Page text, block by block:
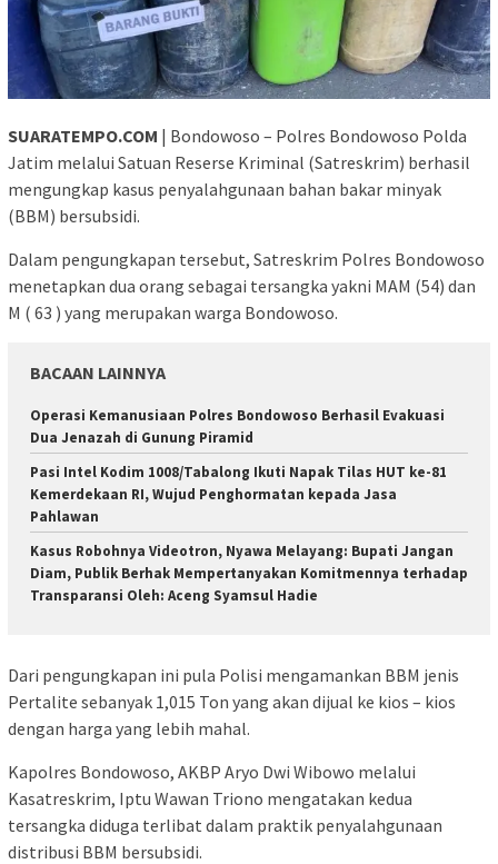
SUARATEMPO.COM | Bondowoso – Polres Bondowoso Polda
Jatim melalui Satuan Reserse Kriminal (Satreskrim) berhasil
mengungkap kasus penyalahgunaan bahan bakar minyak
(BBM) bersubsidi.
Dalam pengungkapan tersebut, Satreskrim Polres Bondowoso
menetapkan dua orang sebagai tersangka yakni MAM (54) dan
M ( 63 ) yang merupakan warga Bondowoso.
BACAAN LAINNYA
Operasi Kemanusiaan Polres Bondowoso Berhasil Evakuasi
Dua Jenazah di Gunung Piramid
Pasi Intel Kodim 1008/Tabalong Ikuti Napak Tilas HUT ke-81
Kemerdekaan RI, Wujud Penghormatan kepada Jasa
Pahlawan
Kasus Robohnya Videotron, Nyawa Melayang: Bupati Jangan
Diam, Publik Berhak Mempertanyakan Komitmennya terhadap
Transparansi Oleh: Aceng Syamsul Hadie
Dari pengungkapan ini pula Polisi mengamankan BBM jenis
Pertalite sebanyak 1,015 Ton yang akan dijual ke kios – kios
dengan harga yang lebih mahal.
Kapolres Bondowoso, AKBP Aryo Dwi Wibowo melalui
Kasatreskrim, Iptu Wawan Triono mengatakan kedua
tersangka diduga terlibat dalam praktik penyalahgunaan
distribusi BBM bersubsidi.